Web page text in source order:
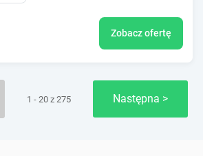
Zobacz ofertę
1 - 20 z 275 Następna